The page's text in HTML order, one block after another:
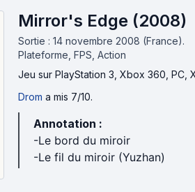
Mirror's Edge (2008)
Sortie : 14 novembre 2008 (France).
Plateforme, FPS, Action
Jeu sur PlayStation 3, Xbox 360, PC,
Drom a mis 7/10.
Annotation :
-Le bord du miroir
-Le fil du miroir (Yuzhan)